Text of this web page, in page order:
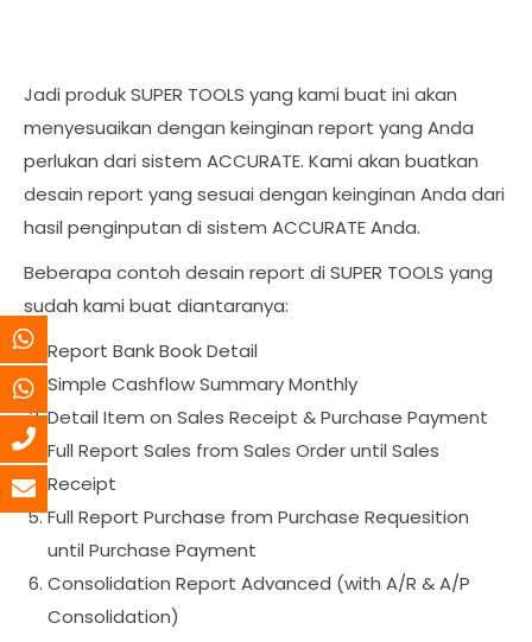
Jadi produk SUPER TOOLS yang kami buat ini akan
menyesuaikan dengan keinginan report yang Anda
perlukan dari sistem ACCURATE. Kami akan buatkan
desain report yang sesuai dengan keinginan Anda dari
hasil penginputan di sistem ACCURATE Anda.
Beberapa contoh desain report di SUPER TOOLS yang
sudah kami buat diantaranya:
Report Bank Book Detail
Simple Cashflow Summary Monthly
Detail Item on Sales Receipt & Purchase Payment
Full Report Sales from Sales Order until Sales
Receipt
Full Report Purchase from Purchase Requesition
until Purchase Payment
Consolidation Report Advanced (with A/R & A/P
Consolidation)